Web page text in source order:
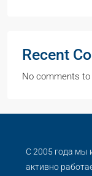
Recent
No comments to
С 2005 года мы
активно